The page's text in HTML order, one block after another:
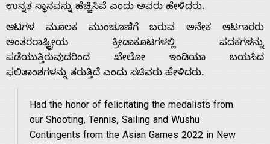
Home
About
Us
ಉನ್ನತ ಸ್ಥಾನವನ್ನು ಹೆಚ್ಚಿಸಿವೆ ಎಂದು ಅವರು ಹೇಳಿದರು.
ಆಟಗಳ ಮೂಲಕ ಮುಂಚೂಣಿಗೆ ಬರುವ ಅನೇಕ ಆಟಗಾರರು
ಅಂತರರಾಷ್ಟ್ರೀಯ ಕ್ರೀಡಾಕೂಟಗಳಲ್ಲಿ ಪದಕಗಳನ್ನು
ಪಡೆಯುತ್ತಿರುವುದರಿಂದ ಖೇಲೋ ಇಂಡಿಯಾ ಬಯಸಿದ
ಫಲಿತಾಂಶಗಳನ್ನು ತರುತ್ತಿದೆ ಎಂದು ಸಚಿವರು ಹೇಳಿದರು.
Had the honor of felicitating the medalists from
our Shooting, Tennis, Sailing and Wushu
Contingents from the Asian Games 2022 in New